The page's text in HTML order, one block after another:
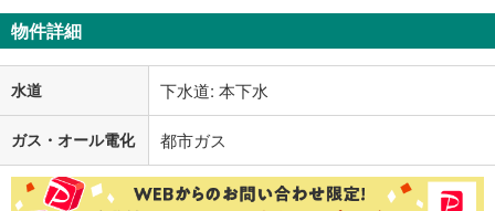
物件詳細
水道 下水道: 本下水
ガス・オール電化 都市ガス